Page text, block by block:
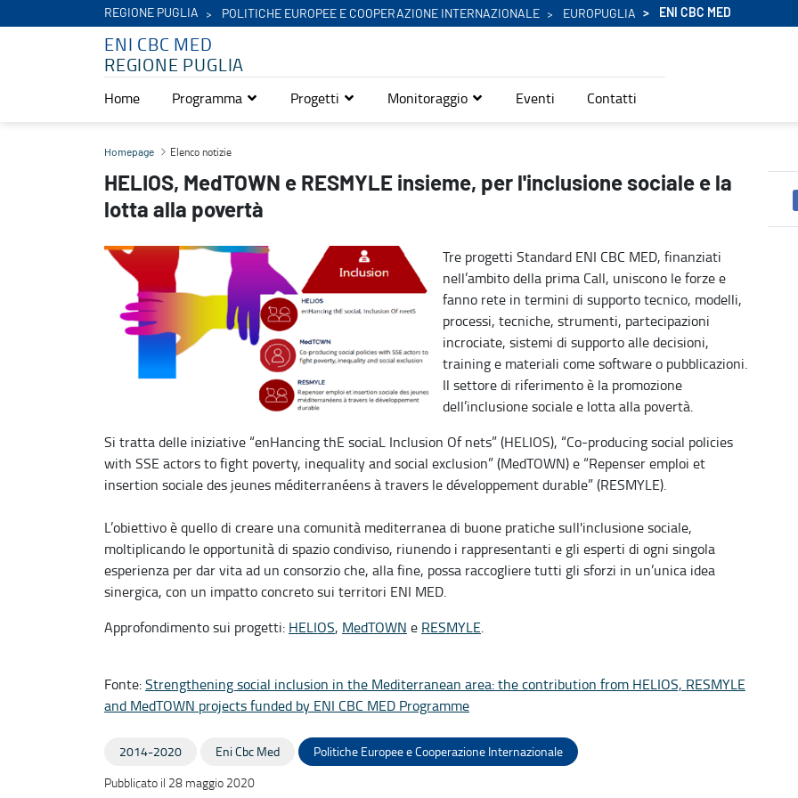
REGIONE PUGLIA POLITICHE EUROPEE E COOPERAZIONE INTERNAZIONALE EUROPUGLIA ENI CBC MED
ENI CBC MED
REGIONE PUGLIA
Home Programma Progetti Monitoraggio Eventi Contatti
HELIOS, MedTOWN e RESMYLE insieme, per l'inclusione sociale e la lotta alla povertà - Eni Cbc Med
Homepage Elenco notizie
HELIOS, MedTOWN e RESMYLE insieme, per l'inclusione sociale e la
lotta alla povertà
Tre progetti Standard ENI CBC MED, finanziati
nell’ambito della prima Call, uniscono le forze e
fanno rete in termini di supporto tecnico, modelli,
processi, tecniche, strumenti, partecipazioni
incrociate, sistemi di supporto alle decisioni,
training e materiali come software o pubblicazioni.
Il settore di riferimento è la promozione
dell’inclusione sociale e lotta alla povertà.
Si tratta delle iniziative “enHancing thE sociaL Inclusion Of nets” (HELIOS), “Co-producing social policies
with SSE actors to fight poverty, inequality and social exclusion” (MedTOWN) e “Repenser emploi et
insertion sociale des jeunes méditerranéens à travers le développement durable” (RESMYLE).
L’obiettivo è quello di creare una comunità mediterranea di buone pratiche sull'inclusione sociale,
moltiplicando le opportunità di spazio condiviso, riunendo i rappresentanti e gli esperti di ogni singola
esperienza per dar vita ad un consorzio che, alla fine, possa raccogliere tutti gli sforzi in un’unica idea
sinergica, con un impatto concreto sui territori ENI MED.
Approfondimento sui progetti: HELIOS, MedTOWN e RESMYLE.
Fonte:Strengthening social inclusion in the Mediterranean area: the contribution from HELIOS, RESMYLE
and MedTOWN projects funded by ENI CBC MED Programme
2014-2020 Eni Cbc Med
Politiche Europee e Cooperazione Internazionale
Pubblicato il 28 maggio 2020